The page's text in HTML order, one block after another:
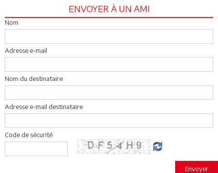
ENVOYER À UN AMI
Nom
Adresse e-mail
Nom du destinataire
Adresse e-mail destinataire
Code de sécurité
Envoyer